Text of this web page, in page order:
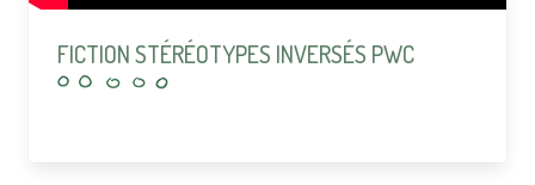
FICTION STÉRÉOTYPES INVERSÉS PWC